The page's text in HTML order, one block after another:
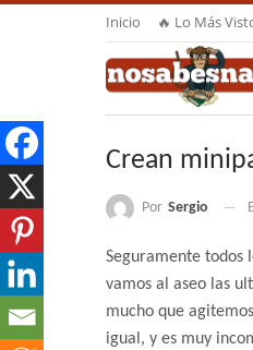
Inicio 🔥 Lo Más
Crean
Por Sergio
Seguramente todos
vamos al aseo las
mucho que
igual, y es muy